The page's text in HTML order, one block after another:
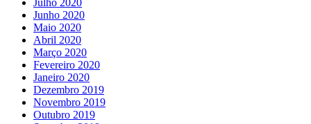
Julho 2020
Junho 2020
Maio 2020
Abril 2020
Março 2020
Fevereiro 2020
Janeiro 2020
Dezembro 2019
Novembro 2019
Outubro 2019